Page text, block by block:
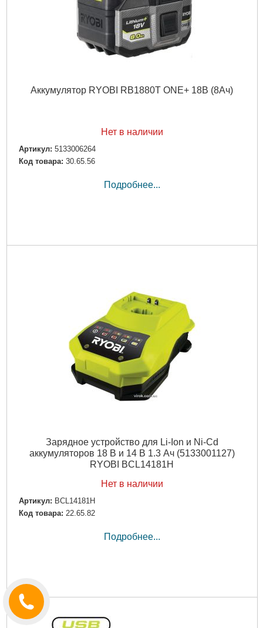
Аккумулятор RYOBI RB1880T ONE+ 18В (8Ач)
Нет в наличии
Артикул: 5133006264
Код товара: 30.65.56
Подробнее...
Зарядное устройство для Li-Ion и Ni-Cd
аккумуляторов 18 В и 14 В 1.3 Ач (5133001127)
RYOBI BCL14181H
Нет в наличии
Артикул: BCL14181H
Код товара: 22.65.82
Подробнее...